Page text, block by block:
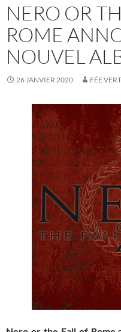
NERO OR
ROME
NOUVEL
26 JANVIER 2020 FÉE